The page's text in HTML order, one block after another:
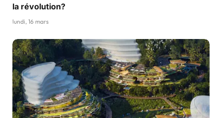
la révolution?
lundi, 16 mars